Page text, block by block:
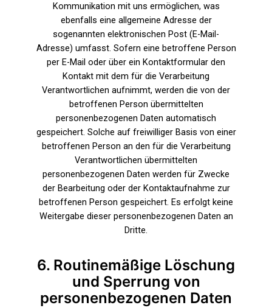
Kommunikation mit uns ermöglichen, was
ebenfalls eine allgemeine Adresse der
sogenannten elektronischen Post (E-Mail-
Adresse) umfasst. Sofern eine betroffene Person
per E-Mail oder über ein Kontaktformular den
Kontakt mit dem für die Verarbeitung
Verantwortlichen aufnimmt, werden die von der
betroffenen Person übermittelten
personenbezogenen Daten automatisch
gespeichert. Solche auf freiwilliger Basis von einer
betroffenen Person an den für die Verarbeitung
Verantwortlichen übermittelten
personenbezogenen Daten werden für Zwecke
der Bearbeitung oder der Kontaktaufnahme zur
betroffenen Person gespeichert. Es erfolgt keine
Weitergabe dieser personenbezogenen Daten an
Dritte.
6. Routinemäßige Löschung
und Sperrung von
personenbezogenen Daten